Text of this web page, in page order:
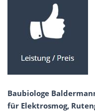
Baubiologe
für Elektrosmog,